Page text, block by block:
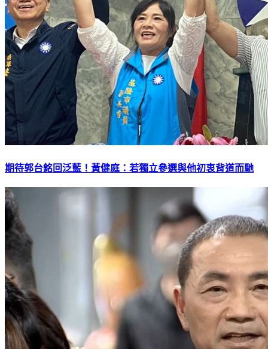
期待郭台銘回泛藍！黃健庭：若獨立參選與他初衷背道而馳